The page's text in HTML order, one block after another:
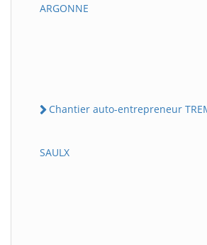
ARGONNE
Chantier auto-entrepreneur
SAULX